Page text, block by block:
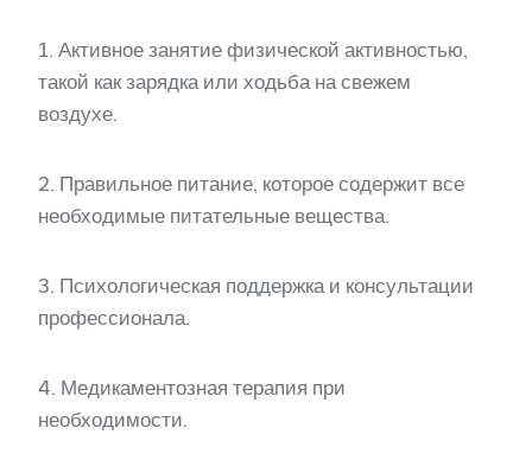
1. Активное занятие физической активностью,
такой как зарядка или ходьба на свежем
воздухе.
2. Правильное питание, которое содержит все
необходимые питательные вещества.
3. Психологическая поддержка и консультации
профессионала.
4. Медикаментозная терапия при
необходимости.